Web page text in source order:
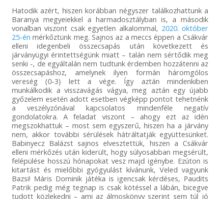
Hatodik azért, hiszen korábban négyszer találkozhattunk a
Baranya megyeiekkel a harmadosztályban is, a második
vonalban viszont csak egyetlen alkalommal, 2020. október
25-én mérkőztünk meg. Sajnos az a meccs éppen a Csákvár
elleni idegenbeli összecsapás után következett és
járványügyi érintettségünk miatt – talán nem sértődik meg
senki -, de egyáltalán nem tudtunk érdemben hozzátenni az
összecsapáshoz, amelynek ilyen formán háromgólos
vereség (0-3) lett a vége. Így aztán mindenkiben
munkálkodik a visszavágás vágya, meg aztán egy újabb
győzelem esetén adott esetben végképp pontot tehetnénk
a veszélyzónával kapcsolatos mindenféle negatív
gondolatokra. A feladat viszont – ahogy ezt az idén
megszokhattuk – most sem egyszerű, hiszen ha a járvány
nem, akkor további sérülések hátráltatják együttesünket.
Babinyecz Balázst sajnos elvesztettük, hiszen a Csákvár
elleni mérkőzés után kiderült, hogy súlyosabban megsérült,
felépülése hosszú hónapokat vesz majd igénybe. Ezúton is
kitartást és mielőbbi gyógyulást kívánunk, Veled vagyunk
Bazsi! Máris Dominik játéka is igencsak kérdéses, Paudits
Patrik pedig még tegnap is csak kötéssel a lábán, bicegve
tudott közlekedni – ami az álmoskönyv szerint sem túl jó